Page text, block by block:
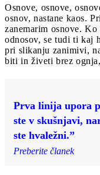
Osnove, osnove,
osnov, nastane kaos.
zanemarim osnove.
odnosov, se tudi ti kaj
pri slikanju zanimivi,
biti in živeti brez
Prva linija upora
ste v skušnjavi,
ste hvaležni.”
Preberite članek